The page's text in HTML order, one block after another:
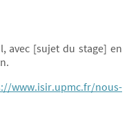
avec [sujet du stage] en
www.isir.upmc.fr/nous-